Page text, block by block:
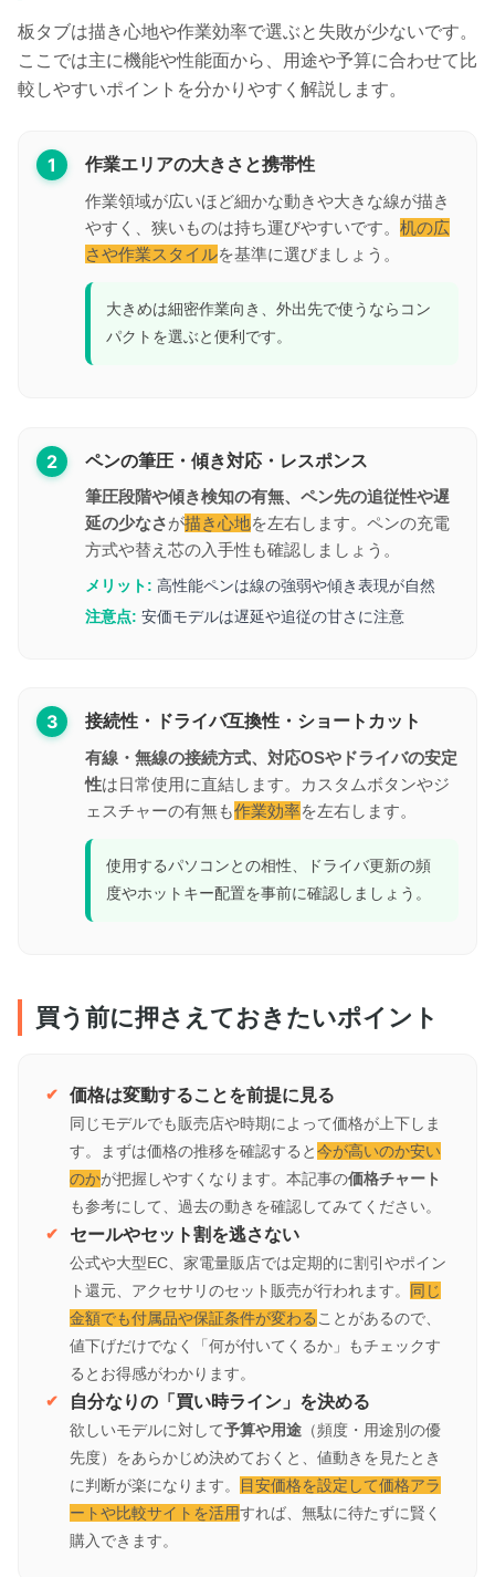
板タブは描き心地や作業効率で選ぶと失敗が少ないです。
ここでは主に機能や性能面から、用途や予算に合わせて比
較しやすいポイントを分かりやすく解説します。
1
作業エリアの大きさと携帯性
作業領域が広いほど細かな動きや大きな線が描き
やすく、狭いものは持ち運びやすいです。 机の広
さや作業スタイルを基準に選びましょう。
大きめは細密作業向き、外出先で使うならコン
パクトを選ぶと便利です。
2
ペンの筆圧・傾き対応・レスポンス
筆圧段階や傾き検知の有無、ペン先の追従性や遅
延の少なさが描き心地を左右します。ペンの充電
方式や替え芯の入手性も確認しましょう。
メリット: 高性能ペンは線の強弱や傾き表現が自然
注意点: 安価モデルは遅延や追従の甘さに注意
3
接続性・ドライバ互換性・ショートカット
有線・無線の接続方式、対応OSやドライバの安定
性は日常使用に直結します。カスタムボタンやジ
ェスチャーの有無も作業効率を左右します。
使用するパソコンとの相性、ドライバ更新の頻
度やホットキー配置を事前に確認しましょう。
買う前に押さえておきたいポイント
価格は変動することを前提に見る
同じモデルでも販売店や時期によって価格が上下しま
す。まずは価格の推移を確認すると今が高いのか安い
のかが把握しやすくなります。本記事の価格チャート
も参考にして、過去の動きを確認してみてください。
セールやセット割を逃さない
公式や大型EC、家電量販店では定期的に割引やポイン
ト還元、アクセサリのセット販売が行われます。
同じ
金額でも付属品や保証条件が変わる ことがあるので、
値下げだけでなく「何が付いてくるか」もチェックす
るとお得感がわかります。
自分なりの「買い時ライン」を決める
欲しいモデルに対して予算や用途 （頻度・用途別の優
先度）をあらかじめ決めておくと、値動きを見たとき
に判断が楽になります。
目安価格を設定して価格アラ
ートや比較サイトを活用すれば、無駄に待たずに賢く
購入できます。